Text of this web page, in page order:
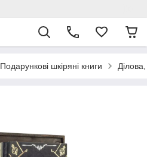
Подарункові шкіряні книги